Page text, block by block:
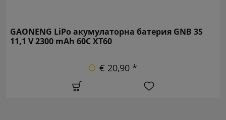
GAONENG LiPo акумулаторна батерия GNB 3S
11,1 V 2300 mAh 60C XT60
€ 20,90 *